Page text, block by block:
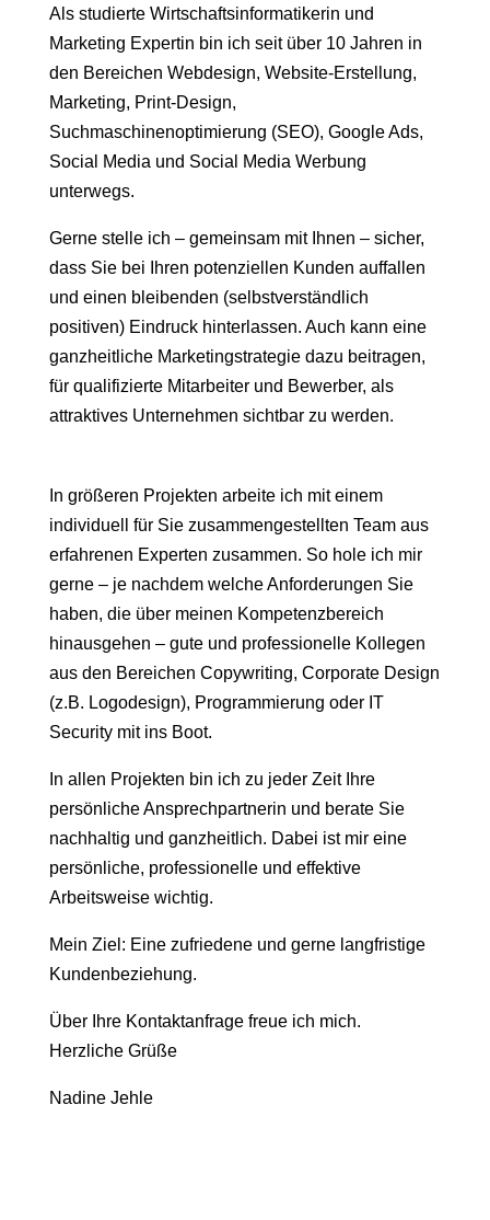
Als studierte Wirtschaftsinformatikerin und
Marketing Expertin bin ich seit über 10 Jahren in
den Bereichen Webdesign, Website-Erstellung,
Marketing, Print-Design,
Suchmaschinenoptimierung (SEO), Google Ads,
Social Media und Social Media Werbung
unterwegs.
Gerne stelle ich – gemeinsam mit Ihnen – sicher,
dass Sie bei Ihren potenziellen Kunden auffallen
und einen bleibenden (selbstverständlich
positiven) Eindruck hinterlassen. Auch kann eine
ganzheitliche Marketingstrategie dazu beitragen,
für qualifizierte Mitarbeiter und Bewerber, als
attraktives Unternehmen sichtbar zu werden.
In größeren Projekten arbeite ich mit einem
individuell für Sie zusammengestellten Team aus
erfahrenen Experten zusammen. So hole ich mir
gerne – je nachdem welche Anforderungen Sie
haben, die über meinen Kompetenzbereich
hinausgehen – gute und professionelle Kollegen
aus den Bereichen Copywriting, Corporate Design
(z.B. Logodesign), Programmierung oder IT
Security mit ins Boot.
In allen Projekten bin ich zu jeder Zeit Ihre
persönliche Ansprechpartnerin und berate Sie
nachhaltig und ganzheitlich. Dabei ist mir eine
persönliche, professionelle und effektive
Arbeitsweise wichtig.
Mein Ziel: Eine zufriedene und gerne langfristige
Kundenbeziehung.
Über Ihre Kontaktanfrage freue ich mich.
Herzliche Grüße
Nadine Jehle